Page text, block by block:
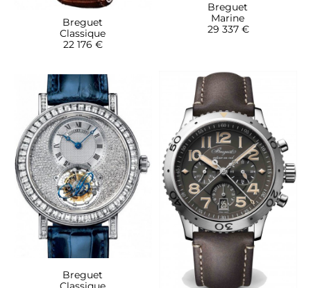
Breguet
Classique
22 176 €
Breguet
Marine
29 337 €
Breguet